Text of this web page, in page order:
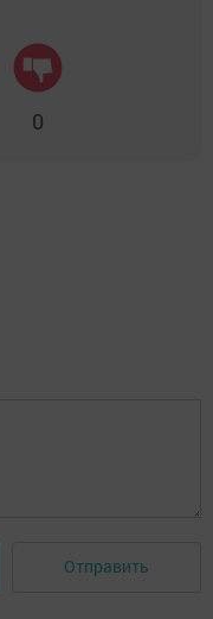
0
Отправить